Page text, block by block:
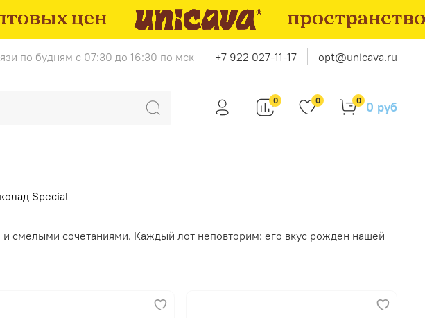
по будням с 07:30 до 16:30 по мск +7 922 027-11-17 opt@unicava.ru
0 0 0 0 руб
Special
смелыми сочетаниями. Каждый лот неповторим: его вкус рожден нашей